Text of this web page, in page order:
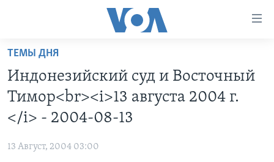
Перейти
основной
контент
Перейти
основной
навигации
ПРОГРАММЫ
АМЕРИКА
ИТОГИ
ПРОЕКТЫ
НАША АМЕРИКАНСКАЯ ИСТОРИЯ
ИНТЕРВЬЮ
ТЕМЫ ДНЯ
Индонезийский суд и Восточный
Тимор<br><i>13 августа 2004 г.
</i> - 2004-08-13
13 Август, 2004 03:00